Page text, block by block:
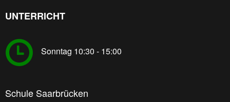
UNTERRICHT
Sonntag 10:30 - 15:00
Schule Saarbrücken